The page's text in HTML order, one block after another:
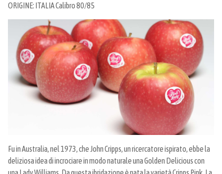
ORIGINE: ITALIA Calibro 80/85
Fu in Australia, nel 1973, che John Cripps, un ricercatore ispirato, ebbe la
deliziosa idea di incrociare in modo naturale una Golden Delicious con